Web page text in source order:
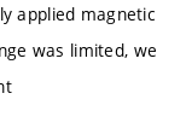
applied magnetic
was limited, we